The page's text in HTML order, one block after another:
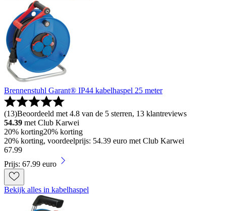
Brennenstuhl Garant® IP44 kabelhaspel 25 meter
(13)Beoordeeld met 4.8 van de 5 sterren, 13 klantreviews
54.39 met Club Karwei
20% korting20% korting
20% korting, voordeelprijs: 54.39 euro met Club Karwei
67.99
Prijs: 67.99 euro
Bekijk alles in kabelhaspel